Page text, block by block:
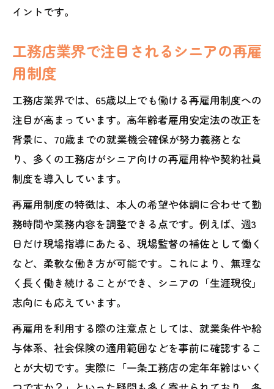
イントです。
工務店業界で注目されるシニアの再雇
用制度
工務店業界では、65歳以上でも働ける再雇用制度への
注目が高まっています。高年齢者雇用安定法の改正を
背景に、70歳までの就業機会確保が努力義務とな
り、多くの工務店がシニア向けの再雇用枠や契約社員
制度を導入しています。
再雇用制度の特徴は、本人の希望や体調に合わせて勤
務時間や業務内容を調整できる点です。例えば、週3
日だけ現場指導にあたる、現場監督の補佐として働く
など、柔軟な働き方が可能です。これにより、無理な
く長く働き続けることができ、シニアの「生涯現役」
志向にも応えています。
再雇用を利用する際の注意点としては、就業条件や給
与体系、社会保険の適用範囲などを事前に確認するこ
とが大切です。実際に「一条工務店の定年年齢はいく